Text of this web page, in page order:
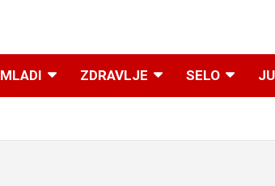
MLADI ZDRAVLJE SELO